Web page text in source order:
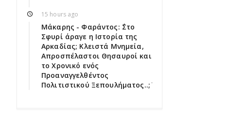
15 hours ago
Μάκαρης - Φαράντος: ΄΄Στο
Σφυρί άραγε η Ιστορία της
Αρκαδίας; Κλειστά Μνημεία,
Απροσπέλαστοι Θησαυροί και
το Χρονικό ενός
Προαναγγελθέντος
Πολιτιστικού Ξεπουλήματος..;΄΄